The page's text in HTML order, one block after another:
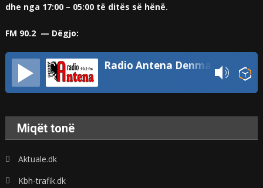
dhe nga 17:00 – 05:00 të ditës së hënë.
FM 90.2 — Dëgjo:
Radio Antena Denmark
Miqët tonë
Aktuale.dk
Kbh-trafik.dk